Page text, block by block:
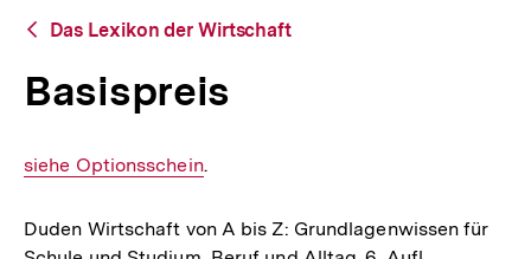
Zurück
Übersicht
Das Lexikon der Wirtschaft
Basispreis
Interner
siehe Optionsschein.
Duden Wirtschaft von A bis Z: Grundlagenwissen für